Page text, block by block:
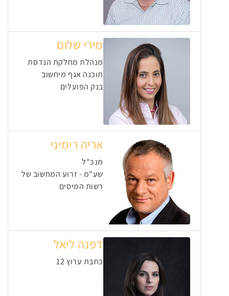
מירי שלום
מנהלת מחלקת הנדסת
תוכנה אגף מיחשוב
בנק הפועלים
אריה רימיני
מנכ"ל
שע"מ - זרוע המחשוב של
רשות המיסים
דפנה ליאל
כתבת ערוץ 12